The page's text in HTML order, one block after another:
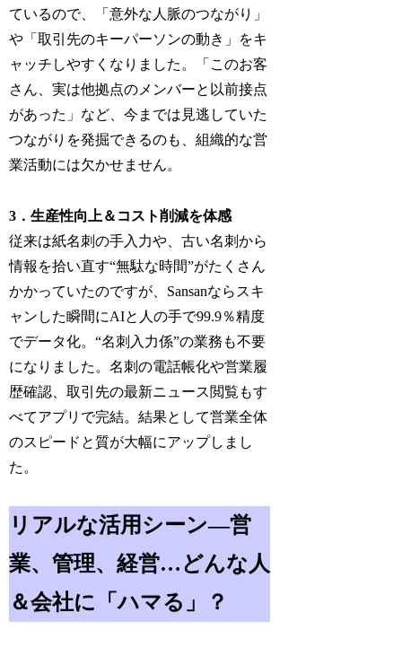
ているので、「意外な人脈のつながり」
や「取引先のキーパーソンの動き」をキ
ャッチしやすくなりました。「このお客
さん、実は他拠点のメンバーと以前接点
があった」など、今までは見逃していた
つながりを発掘できるのも、組織的な営
業活動には欠かせません。
3．生産性向上＆コスト削減を体感
従来は紙名刺の手入力や、古い名刺から
情報を拾い直す“無駄な時間”がたくさん
かかっていたのですが、Sansanならスキ
ャンした瞬間にAIと人の手で99.9％精度
でデータ化。“名刺入力係”の業務も不要
になりました。名刺の電話帳化や営業履
歴確認、取引先の最新ニュース閲覧もす
べてアプリで完結。結果として営業全体
のスピードと質が大幅にアップしまし
た。
リアルな活用シーン―営
業、管理、経営…どんな人
＆会社に「ハマる」？